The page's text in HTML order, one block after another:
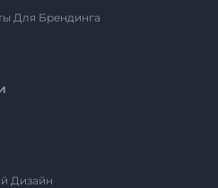
Для Брендинга
Дизайн